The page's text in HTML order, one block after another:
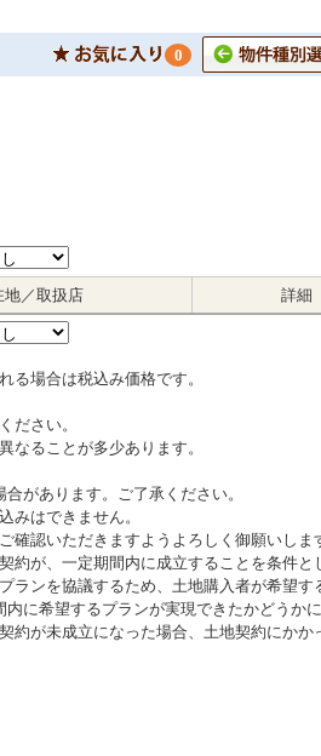
0
地／取扱店 詳細
る場合は税込み価格です。
ださい。
なることが多少あります。
があります。ご了承ください。
みはできません。
認いただきますようよろしく御願いしま
が、一定期間内に成立することを条件と
ランを協議するため、土地購入者が希望す
に希望するプランが実現できたかどうか
約が未成立になった場合、土地契約にかか